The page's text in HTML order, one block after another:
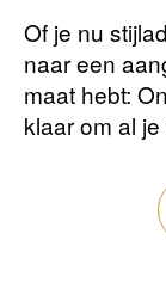
Of je nu
naar een
maat hebt:
klaar om al